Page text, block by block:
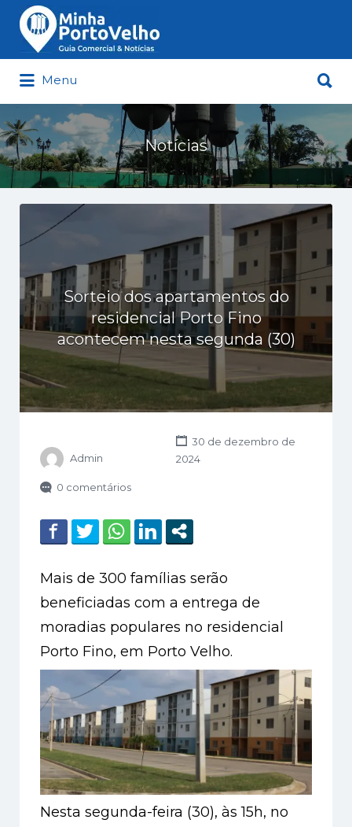
Minha Porto Velho – Seu Guia
Comercial e Notícias de Porto Velho
Buscar
por:
Menu
por:
Notícias
Sorteio dos apartamentos do
residencial Porto Fino
acontecem nesta segunda (30)
Admin
30 de dezembro de
2024
0 comentários
Mais de 300 famílias serão
beneficiadas com a entrega de
moradias populares no residencial
Porto Fino, em Porto Velho.
Nesta segunda-feira (30), às 15h, no